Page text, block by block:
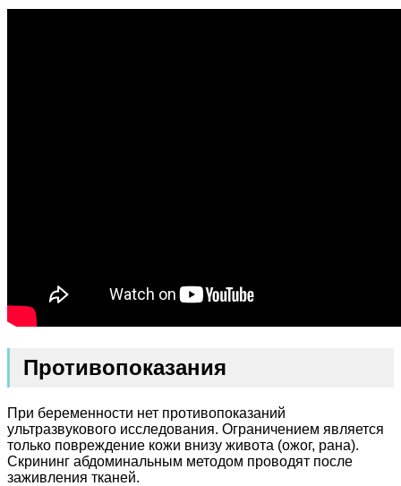
Противопоказания
При беременности нет противопоказаний
ультразвукового исследования. Ограничением является
только повреждение кожи внизу живота (ожог, рана).
Скрининг абдоминальным методом проводят после
заживления тканей.